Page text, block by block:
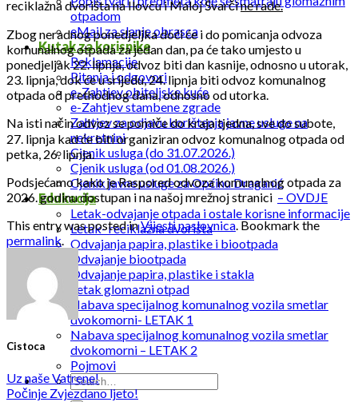
otpadom
eMail za slanje obrasca
Kutak za korisnike
Reklamacije
Pitanja i odgovori
e-Zahtjev obiteljske kuće
e-Zahtjev stambene zgrade
Zahtjev za odjavu korištenja javne usluge na
nekretnini
Cjenik usluga (do 31.07.2026.)
Cjenik usluga (od 01.08.2026.)
Cjenik javne usluge za Općinu Draganić
Edukacija
Letak-odvajanje otpada i ostale korisne informacije
Letak- reciklažna dvorišta
Odvajanja papira, plastike i biootpada
Odvajanje biootpada
Odvajanje papira, plastike i stakla
Letak glomazni otpad
Nabava specijalnog komunalnog vozila smetlar
dvokomorni- LETAK 1
Nabava specijalnog komunalnog vozila smetlar
dvokomorni – LETAK 2
Pojmovi
reciklažna dvorišta na Ilovcu i Maloj Švarčine rade.
Zbog neradnog ponedjeljka doći će i do pomicanja odvoza
komunalnog otpada za jedan dan, pa će tako umjesto u
ponedjeljak 22. lipnja, odvoz biti dan kasnije, odnosno u utorak,
23. lipnja, dok će u srijedu, 24. lipnja biti odvoz komunalnog
otpada od prethodnog dana, odnosno od utorka.
Na isti način odvoz se pomiče do kraja tjedna, sve do subote,
27. lipnja kad će biti organiziran odvoz komunalnog otpada od
petka, 26. lipnja.
Podsjećamo kako je Raspored odvoza komunalnog otpada za
2026. godinu dostupan i na našoj mrežnoj stranici – OVDJE
This entry was posted inVijesti naslovnica. Bookmark the
permalink.
Cistoca
Uz naše Vatrene!
Počinje Zvjezdano ljeto!